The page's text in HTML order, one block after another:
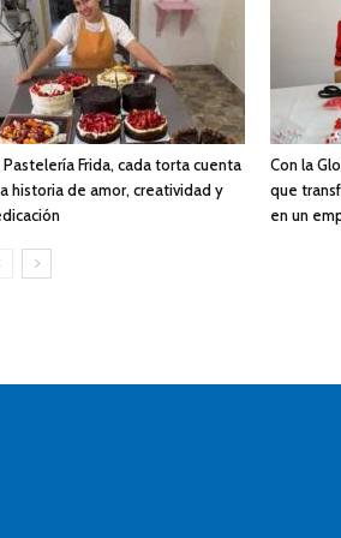
Pastelería Frida, cada torta cuenta
historia de amor, creatividad y
Con la
que
en un